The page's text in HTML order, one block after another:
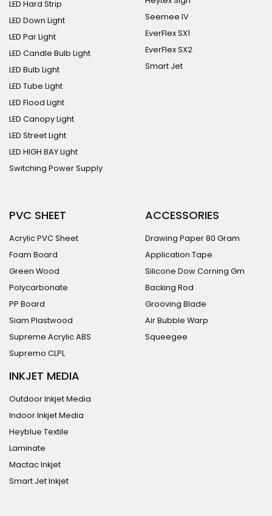
LED Hard Strip
LED Down Light
LED Par Light
LED Candle Bulb Light
LED Bulb Light
LED Tube Light
LED Flood Light
LED Canopy Light
LED Street Light
LED HIGH BAY Light
Switching Power Supply
Seemee IV
EverFlex SX1
EverFlex SX2
Smart Jet
PVC SHEET
Acrylic PVC Sheet
Foam Board
Green Wood
Polycarbonate
PP Board
Siam Plastwood
Supreme Acrylic ABS
Supremo CLPL
INKJET MEDIA
Outdoor Inkjet Media
Indoor Inkjet Media
Heyblue Textile
Laminate
Mactac Inkjet
Smart Jet Inkjet
ACCESSORIES
Drawing Paper 80 Gram
Application Tape
Silicone Dow Corning Gm
Backing Rod
Grooving Blade
Air Bubble Warp
Squeegee